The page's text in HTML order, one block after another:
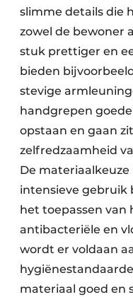
slimme details die
zowel de bewoner
stuk prettiger en
bieden
stevige
handgrepen
opstaan en gaan
zelfredzaamheid
De
intensieve gebruik
het toepassen van
antibacteriële en
wordt er voldaan
materiaal goed en